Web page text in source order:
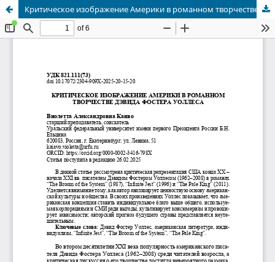
Критическое изображение Америки в романном творчестве Дэвида Фостера Уоллеса